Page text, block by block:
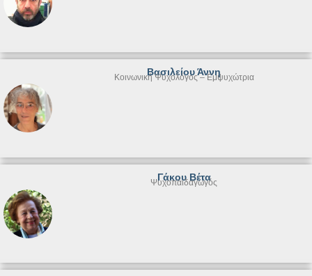
Βασιλείου Άννη
Κοινωνική Ψυχολόγος – Εμψυχώτρια
Γάκου Βέτα
Ψυχοπαιδαγωγός